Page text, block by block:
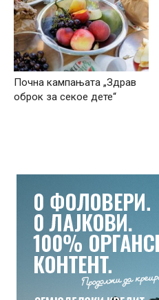
Почна кампањата „Здрав
оброк за секое дете“